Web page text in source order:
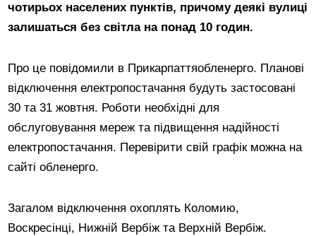
чотирьох населених пунктів, причому деякі вулиці
залишаться без світла на понад 10 годин.
Про це повідомили в Прикарпаттяобленерго. Планові
відключення електропостачання будуть застосовані
30 та 31 жовтня. Роботи необхідні для
обслуговування мереж та підвищення надійності
електропостачання. Перевірити свій графік можна на
сайті обленерго.
Загалом відключення охоплять Коломию,
Воскресінці, Нижній Вербіж та Верхній Вербіж.